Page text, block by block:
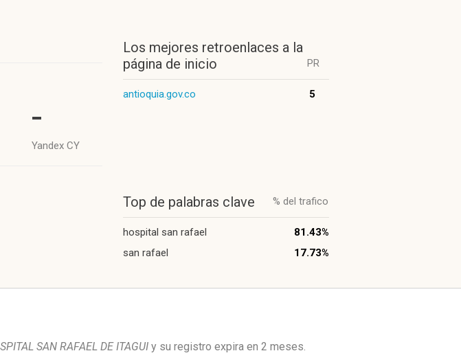
-
Yandex CY
Los mejores retroenlaces a la
página de inicio
PR
antioquia.gov.co 5
Top de palabras clave % del trafico
hospital san rafael
81.43%
san rafael
17.73%
SAN RAFAEL DE ITAGUI y su registro expira en 2 meses.